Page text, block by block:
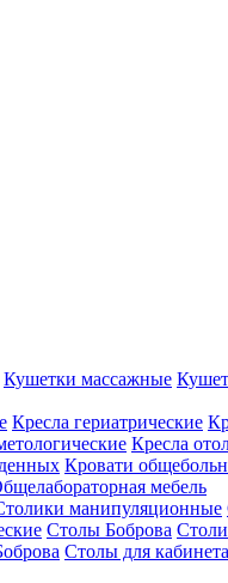
Кушетки массажные
Кресла гериатрические
Кресла
Кровати
мебель
манипуляционные
Столы Боброва
Столы для кабинета